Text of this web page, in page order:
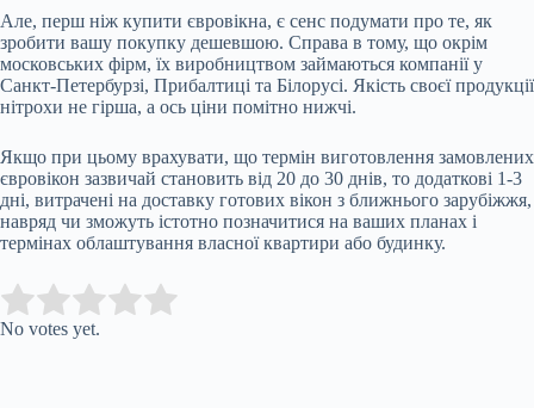
Але, перш ніж купити євровікна, є сенс подумати про те, як
зробити вашу покупку дешевшою. Справа в тому, що окрім
московських фірм, їх виробництвом займаються компанії у
Санкт-Петербурзі, Прибалтиці та Білорусі. Якість своєї продукції
нітрохи не гірша, а ось ціни помітно нижчі.
Якщо при цьому врахувати, що термін виготовлення замовлених
євровікон зазвичай становить від 20 до 30 днів, то додаткові 1-3
дні, витрачені на доставку готових вікон з ближнього зарубіжжя,
навряд чи зможуть істотно позначитися на ваших планах і
термінах облаштування власної квартири або будинку.
Rate this item:
No votes yet.